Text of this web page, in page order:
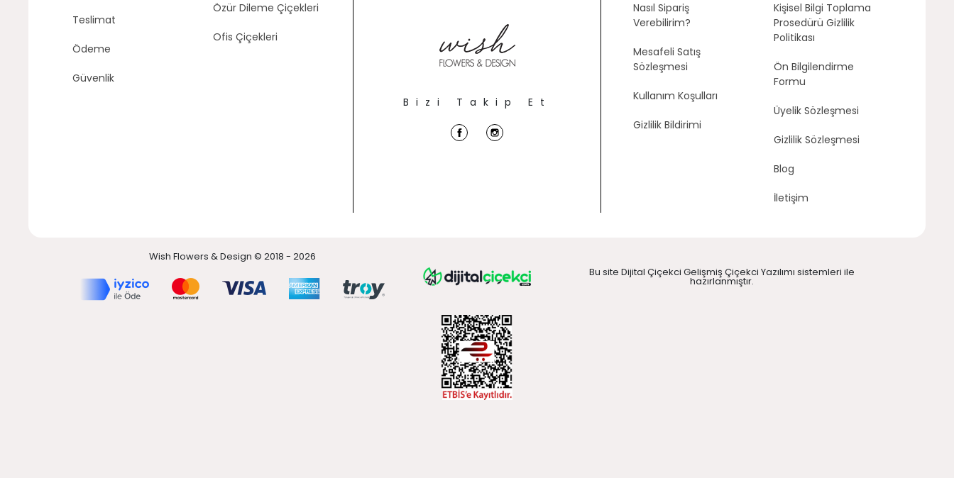
Teslimat
Ödeme
Güvenlik
Özür Dileme Çiçekleri
Ofis Çiçekleri
Bizi Takip Et
Nasıl Sipariş
Verebilirim?
Mesafeli Satış
Sözleşmesi
Kullanım Koşulları
Gizlilik Bildirimi
Kişisel Bilgi Toplama
Prosedürü Gizlilik
Politikası
Ön Bilgilendirme
Formu
Üyelik Sözleşmesi
Gizlilik Sözleşmesi
Blog
İletişim
Wish Flowers & Design © 2018 - 2026
Bu site Dijital Çiçekci Gelişmiş Çiçekci Yazılımı sistemleri ile
hazırlanmıştır.